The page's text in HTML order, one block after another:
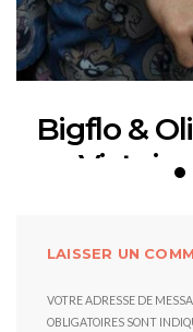
Bigflo &
LAISSER UN
VOTRE ADRESSE DE
OBLIGATOIRES SONT